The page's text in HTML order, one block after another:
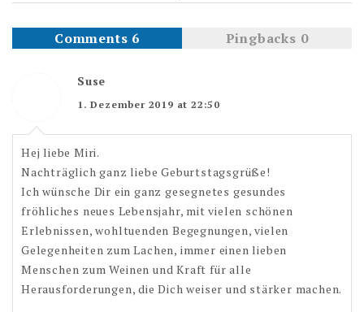
Comments 6 Pingbacks 0
Suse
1. Dezember 2019 at 22:50
Hej liebe Miri.
Nachträglich ganz liebe Geburtstagsgrüße!
Ich wünsche Dir ein ganz gesegnetes gesundes
fröhliches neues Lebensjahr, mit vielen schönen
Erlebnissen, wohltuenden Begegnungen, vielen
Gelegenheiten zum Lachen, immer einen lieben
Menschen zum Weinen und Kraft für alle
Herausforderungen, die Dich weiser und stärker machen.